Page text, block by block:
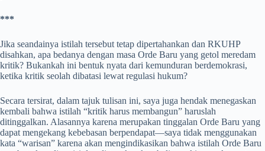
***
Jika seandainya istilah tersebut tetap dipertahankan dan RKUHP
disahkan, apa bedanya dengan masa Orde Baru yang getol meredam
kritik? Bukankah ini bentuk nyata dari kemunduran berdemokrasi,
ketika kritik seolah dibatasi lewat regulasi hukum?
Secara tersirat, dalam tajuk tulisan ini, saya juga hendak menegaskan
kembali bahwa istilah “kritik harus membangun” haruslah
ditinggalkan. Alasannya karena merupakan tinggalan Orde Baru yang
dapat mengekang kebebasan berpendapat―saya tidak menggunakan
kata “warisan” karena akan mengindikasikan bahwa istilah Orde Baru